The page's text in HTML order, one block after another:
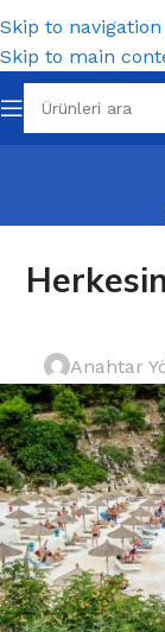
Skip to navigation
Skip to main
Anahtar